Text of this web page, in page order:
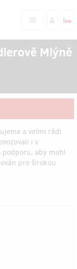
Mlýně
a velmi rádi
i v
podporu, aby mohl
pro širokou